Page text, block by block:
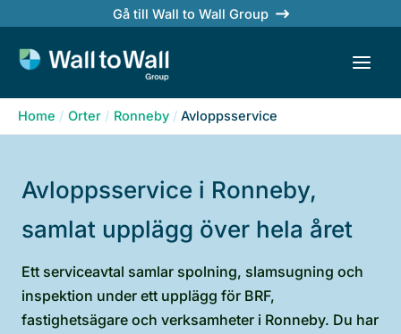
content
Gå till Wall to Wall Group
Home Orter Ronneby Avloppsservice
Avloppsservice i Ronneby,
samlat upplägg över hela året
Ett serviceavtal samlar spolning, slamsugning och
inspektion under ett upplägg för BRF,
fastighetsägare och verksamheter i Ronneby. Du har